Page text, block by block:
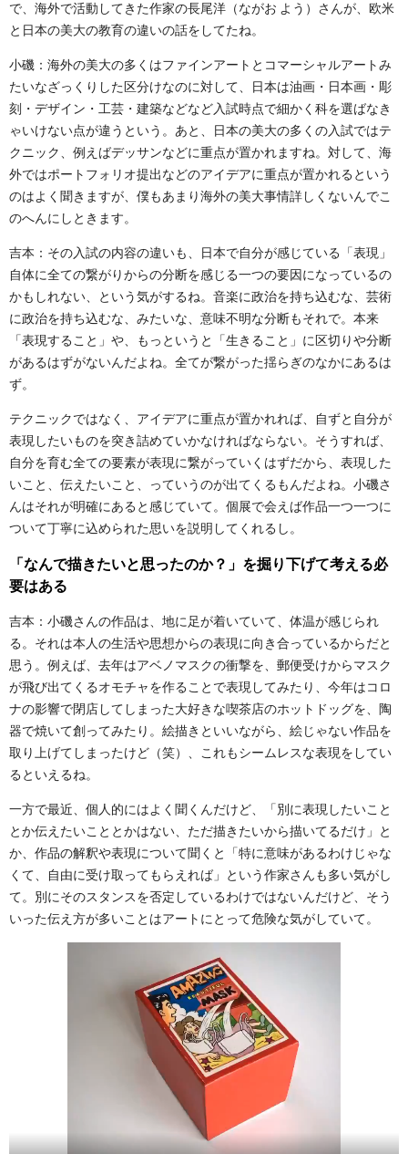
で、海外で活動してきた作家の長尾洋（ながお よう）さんが、欧米
と日本の美大の教育の違いの話をしてたね。
小磯：海外の美大の多くはファインアートとコマーシャルアートみ
たいなざっくりした区分けなのに対して、日本は油画・日本画・彫
刻・デザイン・工芸・建築などなど入試時点で細かく科を選ばなき
ゃいけない点が違うという。あと、日本の美大の多くの入試ではテ
クニック、例えばデッサンなどに重点が置かれますね。対して、海
外ではポートフォリオ提出などのアイデアに重点が置かれるという
のはよく聞きますが、僕もあまり海外の美大事情詳しくないんでこ
のへんにしときます。
吉本：その入試の内容の違いも、日本で自分が感じている「表現」
自体に全ての繋がりからの分断を感じる一つの要因になっているの
かもしれない、という気がするね。音楽に政治を持ち込むな、芸術
に政治を持ち込むな、みたいな、意味不明な分断もそれで。本来
「表現すること」や、もっというと「生きること」に区切りや分断
があるはずがないんだよね。全てが繋がった揺らぎのなかにあるは
ず。
テクニックではなく、アイデアに重点が置かれれば、自ずと自分が
表現したいものを突き詰めていかなければならない。そうすれば、
自分を育む全ての要素が表現に繋がっていくはずだから、表現した
いこと、伝えたいこと、っていうのが出てくるもんだよね。小磯さ
んはそれが明確にあると感じていて。個展で会えば作品一つ一つに
ついて丁寧に込められた思いを説明してくれるし。
「なんで描きたいと思ったのか？」を掘り下げて考える必
要はある
吉本：小磯さんの作品は、地に足が着いていて、体温が感じられ
る。それは本人の生活や思想からの表現に向き合っているからだと
思う。例えば、去年はアベノマスクの衝撃を、郵便受けからマスク
が飛び出てくるオモチャを作ることで表現してみたり、今年はコロ
ナの影響で閉店してしまった大好きな喫茶店のホットドッグを、陶
器で焼いて創ってみたり。絵描きといいながら、絵じゃない作品を
取り上げてしまったけど（笑）、これもシームレスな表現をしてい
るといえるね。
一方で最近、個人的にはよく聞くんだけど、「別に表現したいこと
とか伝えたいこととかはない、ただ描きたいから描いてるだけ」と
か、作品の解釈や表現について聞くと「特に意味があるわけじゃな
くて、自由に受け取ってもらえれば」という作家さんも多い気がし
て。別にそのスタンスを否定しているわけではないんだけど、そう
いった伝え方が多いことはアートにとって危険な気がしていて。